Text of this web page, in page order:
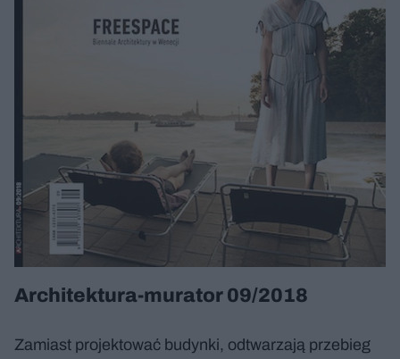
Architektura-murator 09/2018
Zamiast projektować budynki, odtwarzają przebieg